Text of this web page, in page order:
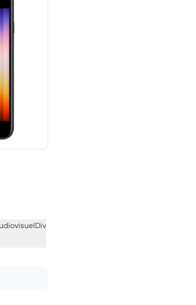
Divers